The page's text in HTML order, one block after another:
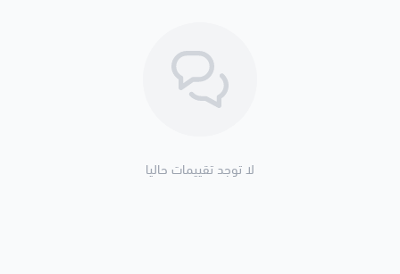
لا توجد تقييمات حاليا